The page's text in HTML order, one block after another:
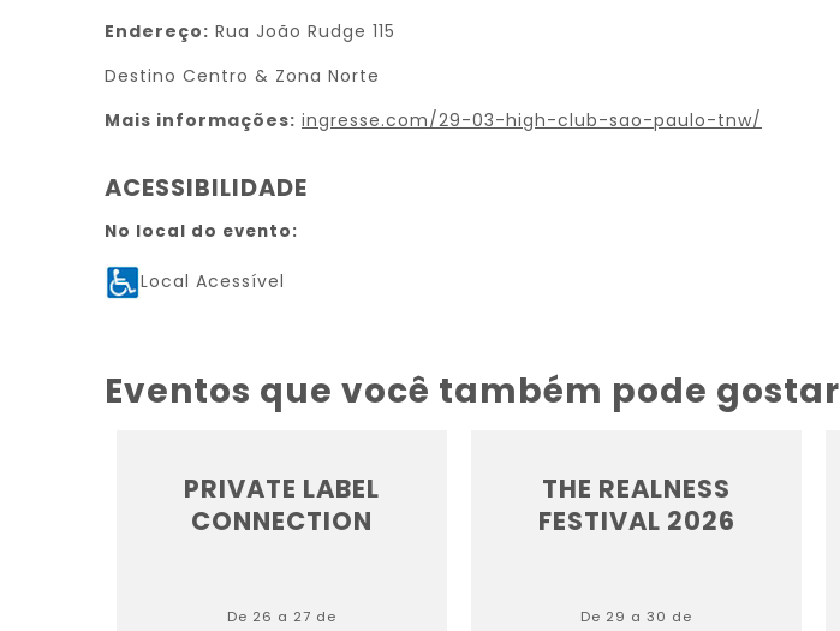
Endereço: Rua João Rudge 115
Destino Centro & Zona Norte
Mais informações: ingresse.com/29-03-high-club-sao-paulo-tnw/
ACESSIBILIDADE
No local do evento:
Local Acessível
Eventos que você também pode gostar
PRIVATE LABEL
CONNECTION
De 26 a 27 de
THE REALNESS
FESTIVAL 2026
De 29 a 30 de